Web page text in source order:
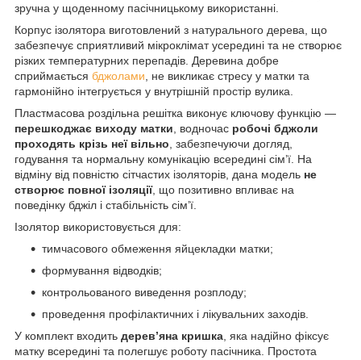
зручна у щоденному пасічницькому використанні.
Корпус ізолятора виготовлений з натурального дерева, що
забезпечує сприятливий мікроклімат усередині та не створює
різких температурних перепадів. Деревина добре
сприймається бджолами , не викликає стресу у матки та
гармонійно інтегрується у внутрішній простір вулика.
Пластмасова роздільна решітка виконує ключову функцію —
перешкоджає виходу матки , водночас робочі бджоли
проходять крізь неї вільно , забезпечуючи догляд,
годування та нормальну комунікацію всередині сім’ї. На
відміну від повністю сітчастих ізоляторів, дана модель не
створює повної ізоляції, що позитивно впливає на
поведінку бджіл і стабільність сім’ї.
Ізолятор використовується для:
тимчасового обмеження яйцекладки матки;
формування відводків;
контрольованого виведення розплоду;
проведення профілактичних і лікувальних заходів.
У комплект входить дерев’яна кришка , яка надійно фіксує
матку всередині та полегшує роботу пасічника. Простота